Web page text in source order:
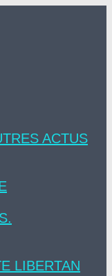
ACTUS
LIBERTAN